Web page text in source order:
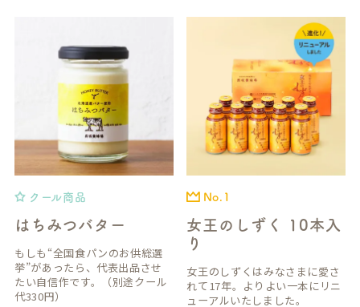
はちみつバター
クール商品
もしも“全国食パンのお供総選
挙”があったら、代表出品させ
たい自信作です。（別途クール
代330円）
女王のしずく 10本入
り
No.1
女王のしずくはみなさまに愛さ
れて17年。よりよい一本にリニ
ューアルいたしました。